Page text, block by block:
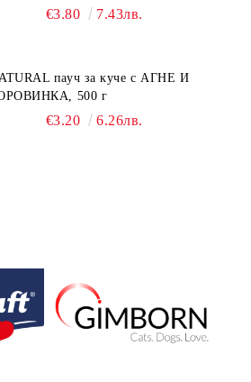
за куче, УВИТИ
€3.80 7.43лв.
пауч за куче с АГНЕ И
500 г
€3.20 6.26лв.